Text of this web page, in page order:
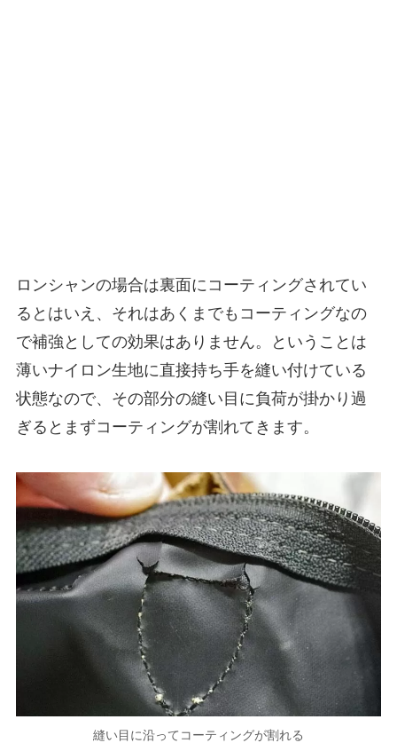
ロンシャンの場合は裏面にコーティングされてい
るとはいえ、それはあくまでもコーティングなの
で補強としての効果はありません。ということは
薄いナイロン生地に直接持ち手を縫い付けている
状態なので、その部分の縫い目に負荷が掛かり過
ぎるとまずコーティングが割れてきます。
縫い目に沿ってコーティングが割れる